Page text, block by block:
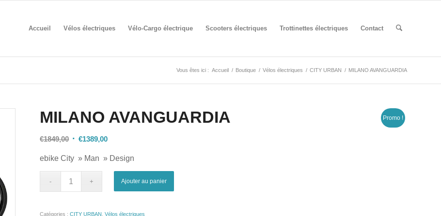
Accueil Vélos électriques Vélo-Cargo électrique Scooters électriques Trottinettes électriques Contact
Vous êtes ici : Accueil / Boutique / Vélos électriques / CITY URBAN / MILANO AVANGUARDIA
Promo !
MILANO AVANGUARDIA
€1849,00 Le
initial
était :
€1849,00.
€1389,00Le
actuel
est :
€1389,00.
ebike City » Man » Design
Ajouter au panier
Catégories :CITY URBAN ,Vélos électriques